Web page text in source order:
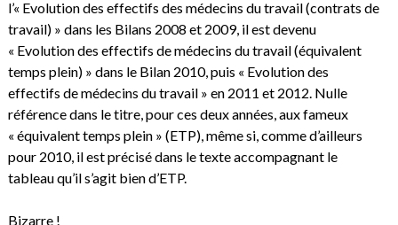
l’« Evolution des effectifs des médecins du travail (contrats de
travail) » dans les Bilans 2008 et 2009, il est devenu
« Evolution des effectifs de médecins du travail (équivalent
temps plein) » dans le Bilan 2010, puis « Evolution des
effectifs de médecins du travail » en 2011 et 2012. Nulle
référence dans le titre, pour ces deux années, aux fameux
« équivalent temps plein » (ETP), même si, comme d’ailleurs
pour 2010, il est précisé dans le texte accompagnant le
tableau qu’il s’agit bien d’ETP.
Bizarre !